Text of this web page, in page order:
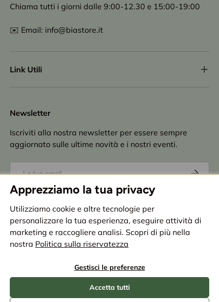
Apprezziamo la tua privacy
Utilizziamo cookie e altre tecnologie per
personalizzare la tua esperienza, eseguire attività di
marketing e raccogliere analisi. Scopri di più nella
nostra Politica sulla riservatezza
Gestisci le preferenze
Accetta tutti
Chiama tutti i giorni dalle 9:00-12.30 e 15:00-19:00
✉️ Email: info@biastore.it
Link Utili
Newsletter
Iscriviti alla nostra newsletter per essere sempre
aggiornato sulle ultime novità e i nostri eventi.
Iscriviti
Accettazioneprivacy policy
Metodi di pagamento accettati